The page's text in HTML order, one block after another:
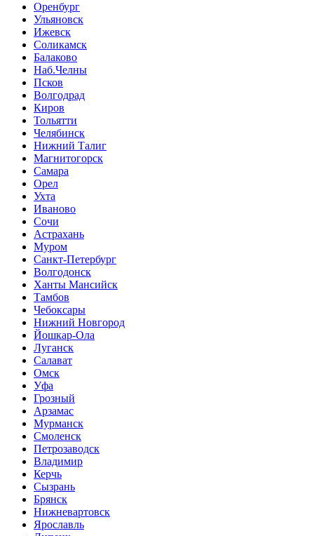
Оренбург
Ульяновск
Ижевск
Соликамск
Балаково
Наб.Челны
Псков
Волгодрад
Киров
Тольятти
Челябинск
Нижний Талиг
Магнитогорск
Самара
Орел
Ухта
Иваново
Сочи
Астрахань
Муром
Санкт-Петербург
Волгодонск
Ханты Мансийск
Тамбов
Чебоксары
Нижний Новгород
Йошкар-Ола
Луганск
Салават
Омск
Уфа
Грозный
Арзамас
Мурманск
Смоленск
Петрозаводск
Владимир
Керчь
Сызрань
Брянск
Нижневартовск
Ярославль